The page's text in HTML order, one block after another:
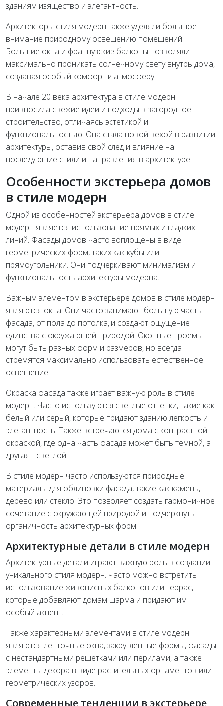
зданиям изящество и элегантность.
Архитекторы стиля модерн также уделяли большое
внимание природному освещению помещений.
Большие окна и французские балконы позволяли
максимально проникать солнечному свету внутрь дома,
создавая особый комфорт и атмосферу.
В начале 20 века архитектура в стиле модерн
привносила свежие идеи и подходы в загородное
строительство, отличаясь эстетикой и
функциональностью. Она стала новой вехой в развитии
архитектуры, оставив свой след и влияние на
последующие стили и направления в архитектуре.
Особенности экстерьера домов
в стиле модерн
Одной из особенностей экстерьера домов в стиле
модерн является использование прямых и гладких
линий. Фасады домов часто воплощены в виде
геометрических форм, таких как кубы или
прямоугольники. Они подчеркивают минимализм и
функциональность архитектуры модерна.
Важным элементом в экстерьере домов в стиле модерн
являются окна. Они часто занимают большую часть
фасада, от пола до потолка, и создают ощущение
единства с окружающей природой. Оконные проемы
могут быть разных форм и размеров, но всегда
стремятся максимально использовать естественное
освещение.
Окраска фасада также играет важную роль в стиле
модерн. Часто используются светлые оттенки, такие как
белый или серый, которые придают зданию легкость и
элегантность. Также встречаются дома с контрастной
окраской, где одна часть фасада может быть темной, а
другая - светлой.
В стиле модерн часто используются природные
материалы для облицовки фасада, такие как камень,
дерево или стекло. Это позволяет создать гармоничное
сочетание с окружающей природой и подчеркнуть
органичность архитектурных форм.
Архитектурные детали в стиле модерн
Архитектурные детали играют важную роль в создании
уникального стиля модерн. Часто можно встретить
использование живописных балконов или террас,
которые добавляют домам шарма и придают им
особый акцент.
Также характерными элементами в стиле модерн
являются ленточные окна, закругленные формы, фасады
с нестандартными решетками или перилами, а также
элементы декора в виде растительных орнаментов или
геометрических узоров.
Современные тенденции в экстерьере